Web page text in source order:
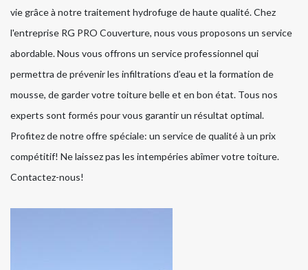
vie grâce à notre traitement hydrofuge de haute qualité. Chez
l'entreprise RG PRO Couverture, nous vous proposons un service
abordable. Nous vous offrons un service professionnel qui
permettra de prévenir les infiltrations d’eau et la formation de
mousse, de garder votre toiture belle et en bon état. Tous nos
experts sont formés pour vous garantir un résultat optimal.
Profitez de notre offre spéciale: un service de qualité à un prix
compétitif! Ne laissez pas les intempéries abîmer votre toiture.
Contactez-nous!